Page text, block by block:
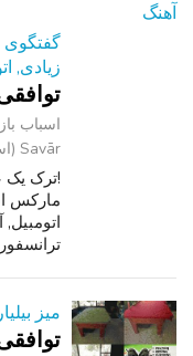
گفتگوی
زیادی,
اسباب‌
Savār (استان اردبیل )
!ترک یک
مارکس
میز